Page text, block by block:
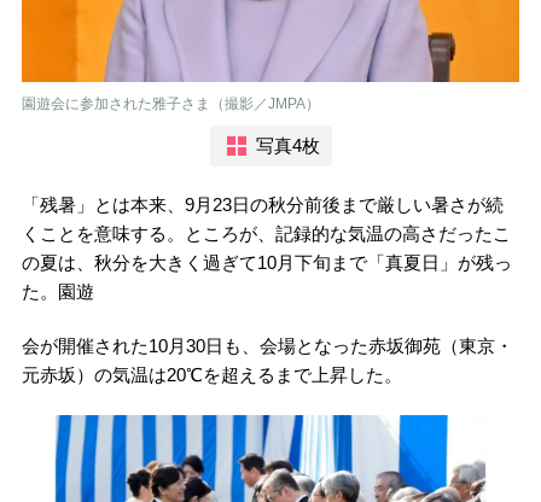
園遊会に参加された雅子さま（撮影／JMPA）
写真4枚
「残暑」とは本来、9月23日の秋分前後まで厳しい暑さが続
くことを意味する。ところが、記録的な気温の高さだったこ
の夏は、秋分を大きく過ぎて10月下旬まで「真夏日」が残っ
た。園遊
会が開催された10月30日も、会場となった赤坂御苑（東京・
元赤坂）の気温は20℃を超えるまで上昇した。